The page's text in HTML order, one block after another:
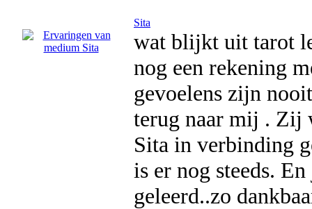
Sita
wat blijkt uit tarot
nog een rekening
gevoelens zijn
terug naar mij . Zij
Sita in verbinding
is er nog steeds.
geleerd..zo